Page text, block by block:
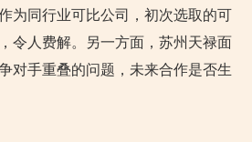
为同行业可比公司，初次选取的可
令人费解。另一方面，苏州天禄面
对手重叠的问题，未来合作是否生